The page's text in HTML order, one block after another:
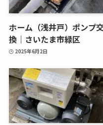
ホーム（浅井戸）ポンプ
換｜さいたま市緑区
2025年6月2日